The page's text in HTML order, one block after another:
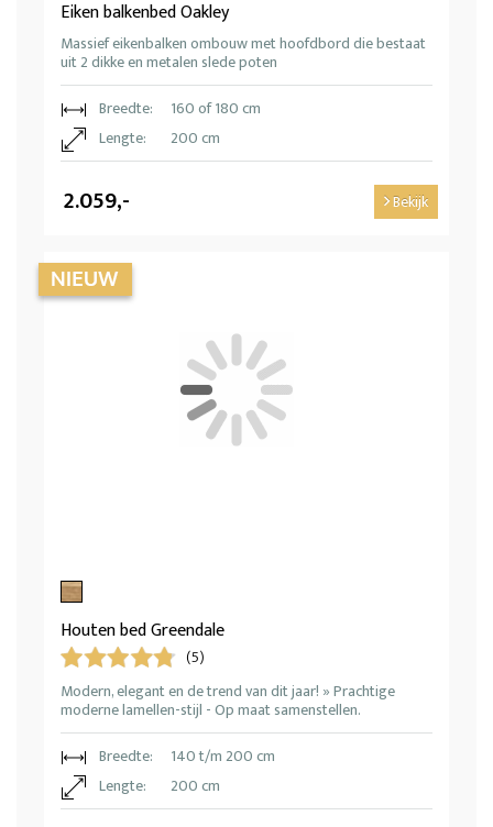
Eiken balkenbed Oakley
Massief eikenbalken ombouw met hoofdbord die bestaat
uit 2 dikke en metalen slede poten
Breedte:
160 of 180 cm
Lengte:
200 cm
2.059,- Bekijk
Houten bed Greendale
(5)
Modern, elegant en de trend van dit jaar! » Prachtige
moderne lamellen-stijl - Op maat samenstellen.
Breedte:
140 t/m 200 cm
Lengte:
200 cm